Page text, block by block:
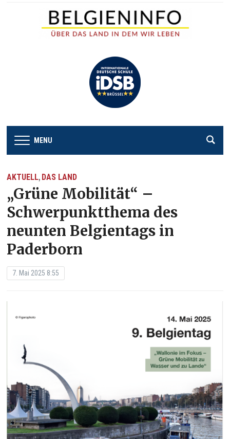
MENU
AKTUELL, DAS LAND
„Grüne Mobilität“ –
Schwerpunktthema des
neunten Belgientags in
Paderborn
7. Mai 2025 8:55